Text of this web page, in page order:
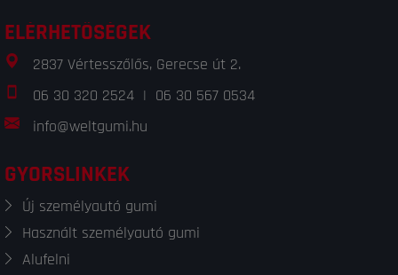
ELÉRHETŐSÉGEK
2837 Vértesszőlős, Gerecse út 2.
06 30 320 2524 | 06 30 567 0534
info@weltgumi.hu
GYORSLINKEK
Új személyautó gumi
Használt személyautó gumi
Alufelni